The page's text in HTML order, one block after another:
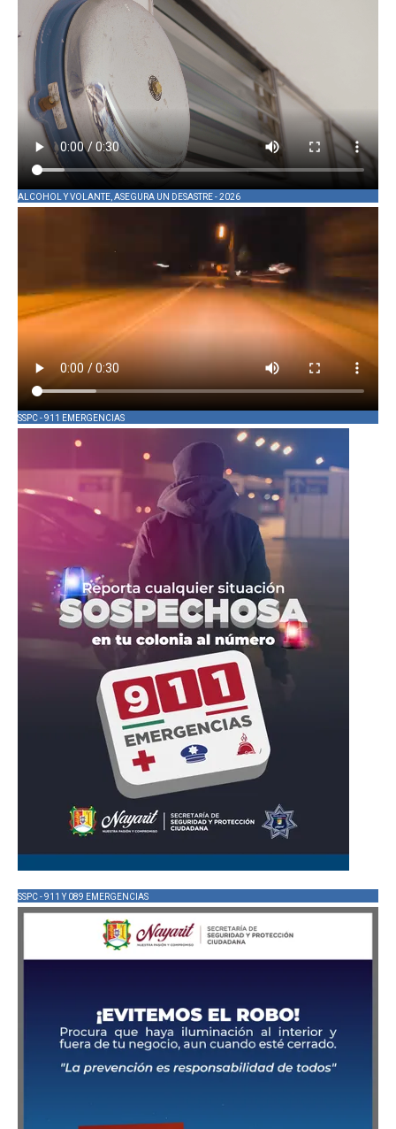
ALCOHOL Y VOLANTE, ASEGURA UN DESASTRE - 2026
SSPC - 911 EMERGENCIAS
SSPC - 911 Y 089 EMERGENCIAS